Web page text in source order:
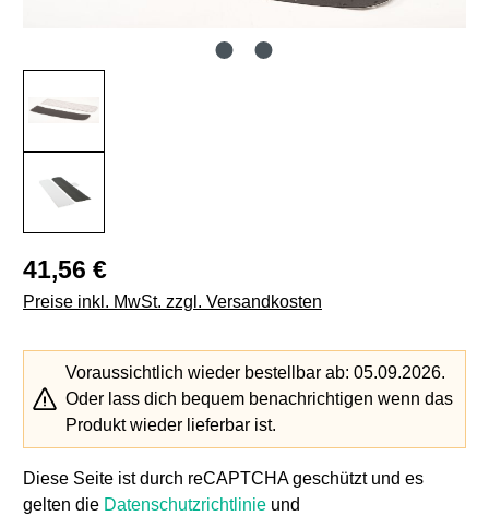
Regulärer Preis:
41,56 €
Preise inkl. MwSt. zzgl. Versandkosten
Voraussichtlich wieder bestellbar ab: 05.09.2026.
Oder lass dich bequem benachrichtigen wenn das
Produkt wieder lieferbar ist.
Diese Seite ist durch reCAPTCHA geschützt und es
gelten die Datenschutzrichtlinie und